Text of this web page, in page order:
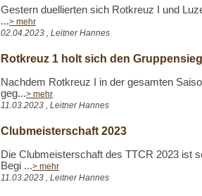
Gestern duellierten sich Rotkreuz I und
...> mehr
02.04.2023 , Leitner Hannes
Rotkreuz 1 holt sich den
Nachdem Rotkreuz I in der gesamten
geg...> mehr
11.03.2023 , Leitner Hannes
Clubmeisterschaft 2023
Die Clubmeisterschaft des TTCR 2023 ist
Begi ...> mehr
11.03.2023 , Leitner Hannes